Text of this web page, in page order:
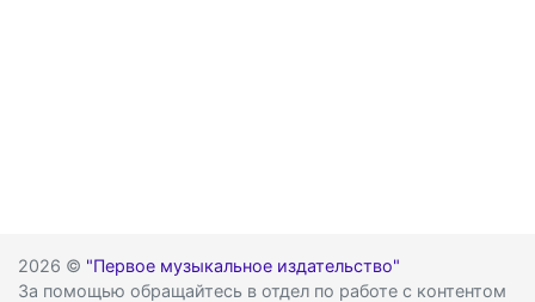
2026 © "Первое музыкальное издательство"
За помощью обращайтесь в отдел по работе с контентом